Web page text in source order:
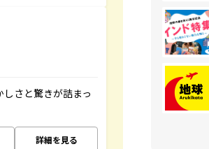
さと驚きが詰まっ
詳細を見る